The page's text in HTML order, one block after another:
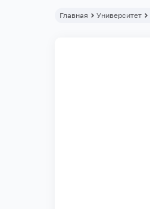
Главная Университет